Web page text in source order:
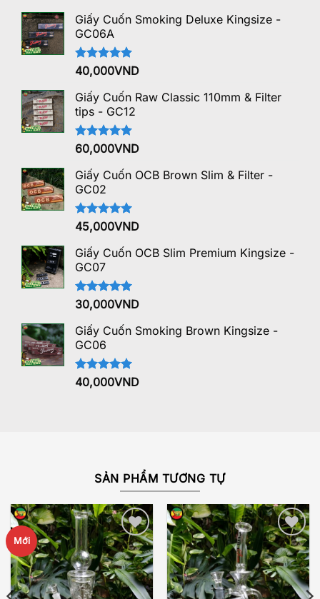
Giấy Cuốn Smoking Deluxe Kingsize -
GC06A
Được xếp
hạng
5 sao
40,000VND
Giấy Cuốn Raw Classic 110mm & Filter
tips - GC12
Được xếp
hạng
5 sao
60,000VND
Giấy Cuốn OCB Brown Slim & Filter -
GC02
Được xếp
hạng
5 sao
45,000VND
Giấy Cuốn OCB Slim Premium Kingsize -
GC07
Được xếp
hạng
5 sao
30,000VND
Giấy Cuốn Smoking Brown Kingsize -
GC06
Được xếp
hạng
40,000VND
SẢN PHẨM TƯƠNG TỰ
Mới
Add to
wishlist
Add to
wishlist